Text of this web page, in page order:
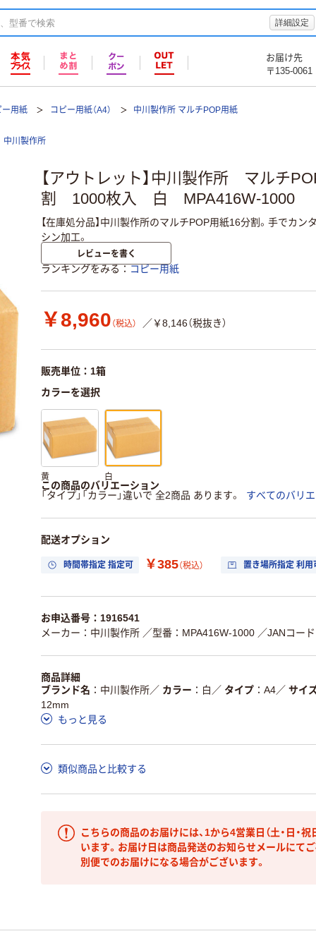
詳細設定
お届け先
〒135-0061
ー用紙 コピー用紙（A4） 中川製作所 マルチPOP用紙
中川製作所
【アウトレット】中川製作所 マルチ
割 1000枚入 白 MPA416W-1000
【在庫処分品】中川製作所のマルチPOP用紙16分割。手でカ
シン加工。
レビューを書く
ランキングをみる コピー用紙
￥8,960 （税込） ／￥8,146（税抜き）
販売単位：1箱
カラーを選択
黄 白
この商品のバリエーション
「タイプ」「カラー」違いで 全2商品 あります。
すべてのバリ
配送オプション
時間帯指定 指定可 ￥385（税込） 置き場所指定 利用
お申込番号：1916541
メーカー：中川製作所 ／型番：MPA416W-1000 ／JANコー
商品詳細
ブランド名
中川製作所／ カラー 白 ／ タイプ A4／ サイ
12mm
もっと見る
類似商品と比較する
こちらの商品のお届けには、1から4営業日（土・日・
います。お届け日は商品発送のお知らせメールにて
別便でのお届けになる場合がございます。